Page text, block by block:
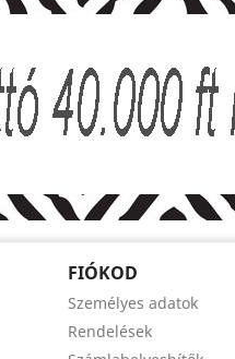
FIÓKOD
Személyes adatok
Rendelések